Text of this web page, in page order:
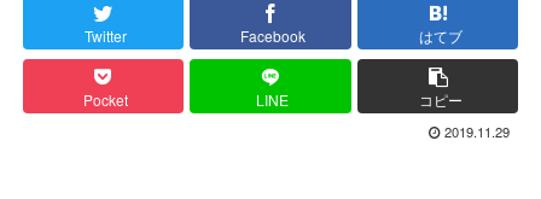
Twitter Facebook はてブ
Pocket LINE コピー
2019.11.29